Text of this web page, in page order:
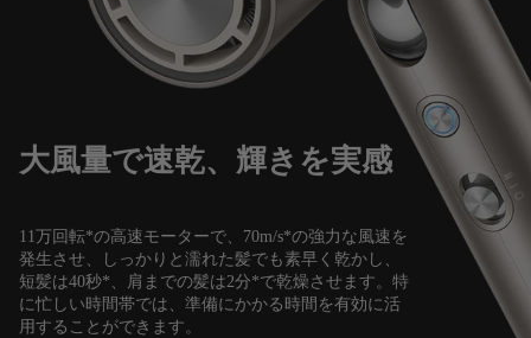
大風量で速乾、輝きを実感
11万回転*の高速モーターで、70m/s*の強力な風速を
発生させ、しっかりと濡れた髪でも素早く乾かし、
短髪は40秒*、肩までの髪は2分*で乾燥させます。特
に忙しい時間帯では、準備にかかる時間を有効に活
用することができます。